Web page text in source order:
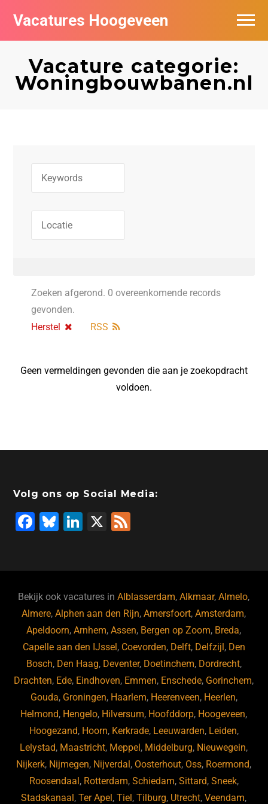
Vacatures Hoogeveen
Vacature categorie:
Woningbouwbanen.nl
Zoeken afgerond. 0 overeenkomende records
gevonden.
Herstel
RSS
Geen vermeldingen gevonden die aan je zoekopdracht
voldoen.
Volg ons op Social Media:
F
b
o
o
k
Bl
ky
Li
dI
n
X
Bekijk ook vacatures inAlblasserdam,Alkmaar,Almelo,
Almere,Alphen aan den Rijn,Amersfoort,Amsterdam,
Apeldoorn,Arnhem,Assen, Bergen op Zoom, Breda,
Capelle aan den IJssel , Coevorden, Delft, Delfzijl , Den
Bosch, Den Haag, Deventer, Doetinchem, Dordrecht,
Drachten, Ede, Eindhoven, Emmen, Enschede, Gorinchem,
Gouda, Groningen, Haarlem, Heerenveen, Heerlen,
Helmond, Hengelo, Hilversum, Hoofddorp, Hoogeveen,
Hoogezand, Hoorn, Kerkrade, Leeuwarden, Leiden,
Lelystad, Maastricht, Meppel , Middelburg, Nieuwegein,
Nijkerk, Nijmegen, Nijverdal , Oosterhout, Oss, Roermond,
Roosendaal , Rotterdam, Schiedam, Sittard, Sneek,
Stadskanaal ,Ter Apel ,Tiel ,Tilburg, Utrecht,Veendam,
Vacatures per bedrijf
De populairste vacatures in Hoogeveen